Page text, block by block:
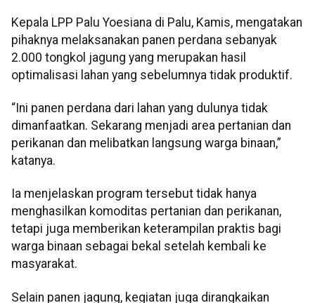
Kepala LPP Palu Yoesiana di Palu, Kamis, mengatakan
pihaknya melaksanakan panen perdana sebanyak
2.000 tongkol jagung yang merupakan hasil
optimalisasi lahan yang sebelumnya tidak produktif.
“Ini panen perdana dari lahan yang dulunya tidak
dimanfaatkan. Sekarang menjadi area pertanian dan
perikanan dan melibatkan langsung warga binaan,”
katanya.
Ia menjelaskan program tersebut tidak hanya
menghasilkan komoditas pertanian dan perikanan,
tetapi juga memberikan keterampilan praktis bagi
warga binaan sebagai bekal setelah kembali ke
masyarakat.
Selain panen jagung, kegiatan juga dirangkaikan